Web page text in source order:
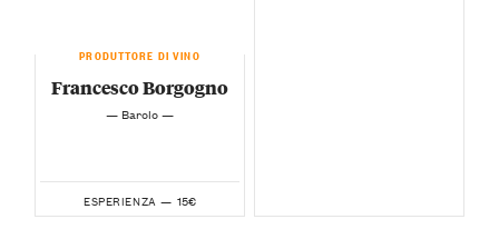
PRODUTTORE DI VINO
Francesco Borgogno
— Barolo —
ESPERIENZA — 15€